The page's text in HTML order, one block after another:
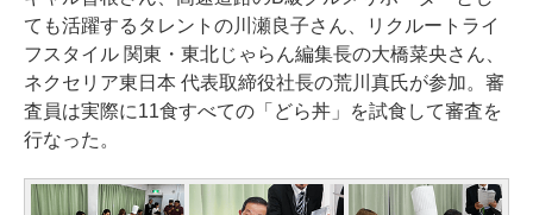
ても活躍するタレントの川瀬良子さん、リクルートライ
フスタイル 関東・東北じゃらん編集長の大橋菜央さん、
ネクセリア東日本 代表取締役社長の荒川真氏が参加。審
査員は実際に11食すべての「どら丼」を試食して審査を
行なった。